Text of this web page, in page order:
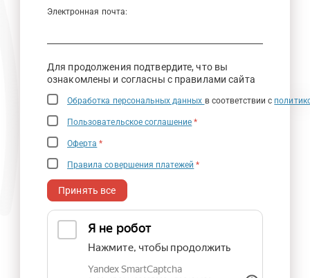
Электронная почта:
Для продолжения подтвердите, что вы
ознакомлены и согласны с правилами сайта
Обработка персональных данных в соответствии с
Пользовательское соглашение *
Оферта *
Правила совершения платежей *
Принять все